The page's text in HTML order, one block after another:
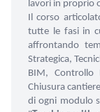
lavori in proprio
Il corso
tutte le fasi in
affrontando
Strategica,
BIM, Controllo
Chiusura
di ogni modulo